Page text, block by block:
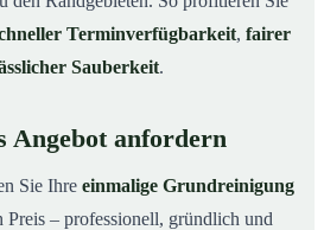
Terminverfügbarkeit, fairer
Sauberkeit.
Angebot anfordern
Sie Ihre einmalige Grundreinigung
Preis – professionell, gründlich und